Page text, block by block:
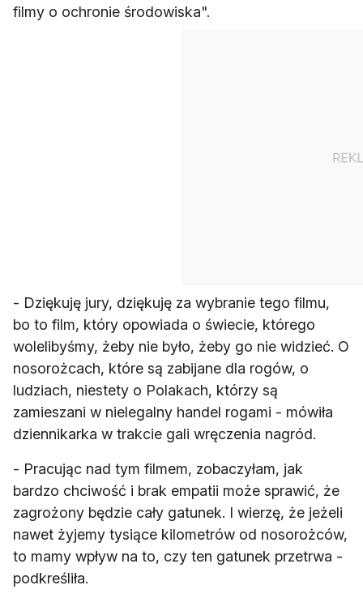
- Dziękuję jury, dziękuję za wybranie tego filmu,
bo to film, który opowiada o świecie, którego
wolelibyśmy, żeby nie było, żeby go nie widzieć. O
nosorożcach, które są zabijane dla rogów, o
ludziach, niestety o Polakach, którzy są
zamieszani w nielegalny handel rogami - mówiła
- Pracując nad tym filmem, zobaczyłam, jak
bardzo chciwość i brak empatii może sprawić, że
zagrożony będzie cały gatunek. I wierzę, że jeżeli
nawet żyjemy tysiące kilometrów od nosorożców,
to mamy wpływ na to, czy ten gatunek przetrwa -
podkreśliła.